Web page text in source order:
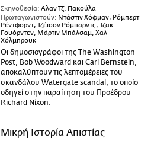
Σκηνοθεσία: Αλαν Τζ. Πακούλα
Πρωταγωνιστούν: Ντάστιν Χόφμαν, Ρόμπερτ
Ρέντφορντ, Τζέισον Ρόμπαρντς, Τζακ
Γουόρντεν, Μάρτιν Μπάλσαμ, Χαλ
Χόλμπρουκ
Οι δημοσιογράφοι της The Washington
Post, Bob Woodward και Carl Bernstein,
αποκαλύπτουν τις λεπτομέρειες του
σκανδάλου Watergate scandal, το οποίο
οδηγεί στην παραίτηση του Προέδρου
Richard Nixon.
Μικρή Ιστορία Απιστίας